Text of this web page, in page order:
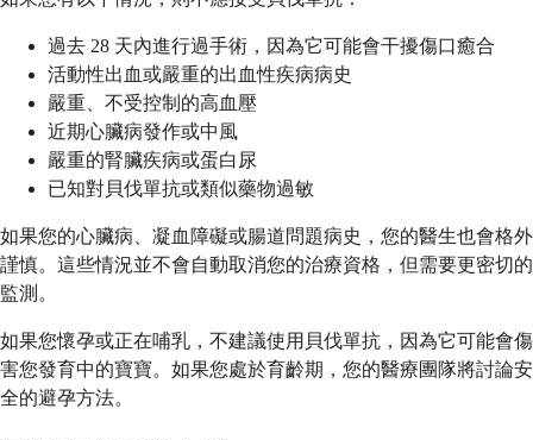
過去 28 天內進行過手術，因為它可能會干擾傷口癒合
活動性出血或嚴重的出血性疾病病史
嚴重、不受控制的高血壓
近期心臟病發作或中風
嚴重的腎臟疾病或蛋白尿
已知對貝伐單抗或類似藥物過敏
如果您的心臟病、凝血障礙或腸道問題病史，您的醫生也會格外
謹慎。這些情況並不會自動取消您的治療資格，但需要更密切的
監測。
如果您懷孕或正在哺乳，不建議使用貝伐單抗，因為它可能會傷
害您發育中的寶寶。如果您處於育齡期，您的醫療團隊將討論安
全的避孕方法。